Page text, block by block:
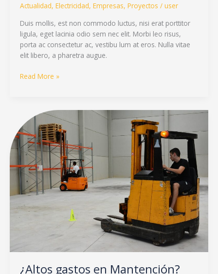
Actualidad, Electricidad, Empresas, Proyectos / user
Duis mollis, est non commodo luctus, nisi erat porttitor
ligula, eget lacinia odio sem nec elit. Morbi leo risus,
porta ac consectetur ac, vestibu lum at eros. Nulla vitae
elit libero, a pharetra augue.
Read More »
¿Altos gastos en Mantención?
¿Altos
gastos
en
Mantención?
Emprendedores
pueden
ahorrar
con
solares.